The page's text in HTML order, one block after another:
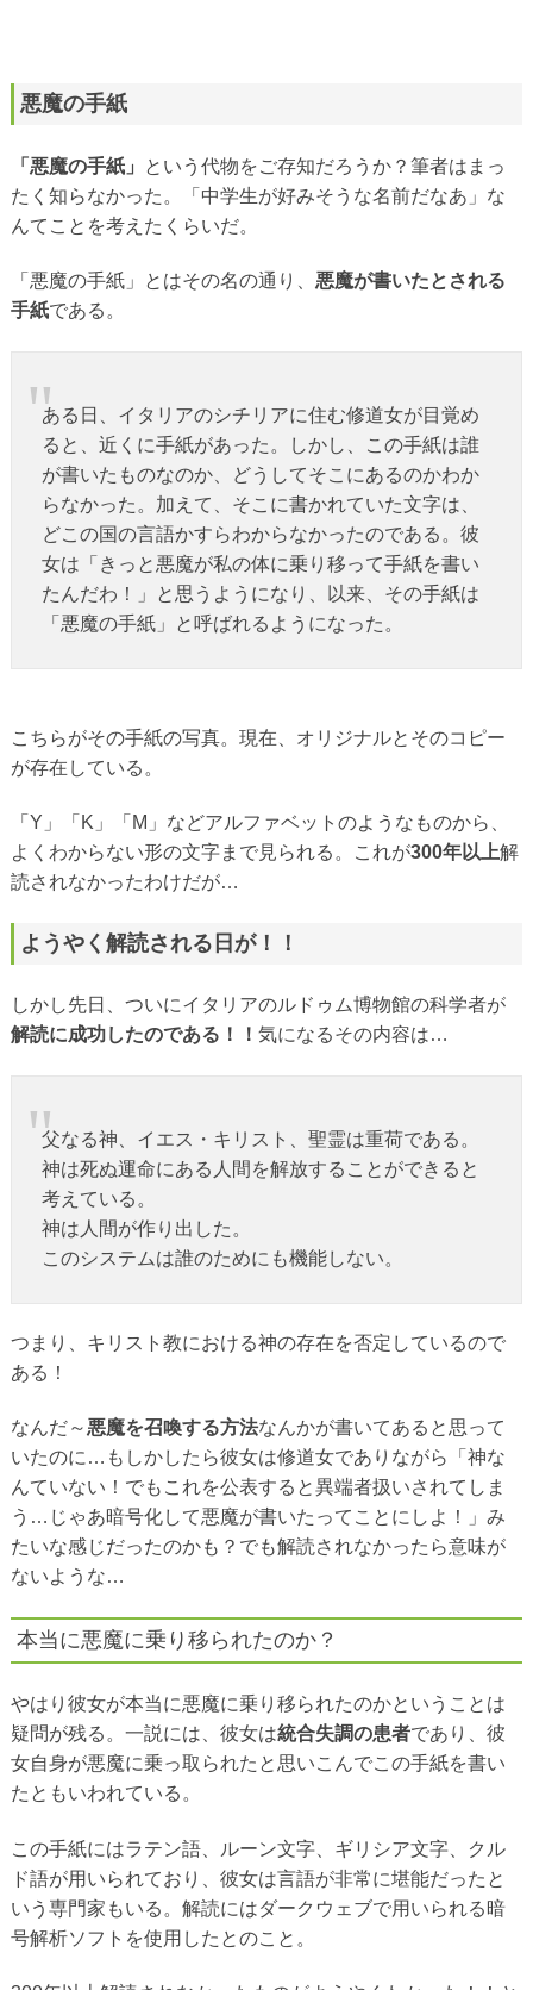
悪魔の手紙
「悪魔の手紙」
という代物をご存知だろうか？筆者はまっ
たく知らなかった。「中学生が好みそうな名前だなあ」な
んてことを考えたくらいだ。
「悪魔の手紙」とはその名の通り、 悪魔が書いたとされる
手紙である。
ある日、イタリアのシチリアに住む修道女が目覚め
ると、近くに手紙があった。しかし、この手紙は誰
が書いたものなのか、どうしてそこにあるのかわか
らなかった。加えて、そこに書かれていた文字は、
どこの国の言語かすらわからなかったのである。彼
女は「きっと悪魔が私の体に乗り移って手紙を書い
たんだわ！」と思うようになり、以来、その手紙は
「悪魔の手紙」と呼ばれるようになった。
こちらがその手紙の写真。現在、オリジナルとそのコピー
が存在している。
「Y」「K」「M」などアルファベットのようなものから、
よくわからない形の文字まで見られる。これが300年以上解
読されなかったわけだが…
ようやく解読される日が！！
しかし先日、ついにイタリアのルドゥム博物館の科学者が
解読に成功したのである！！ 気になるその内容は…
父なる神、イエス・キリスト、聖霊は重荷である。
神は死ぬ運命にある人間を解放することができると
考えている。
神は人間が作り出した。
このシステムは誰のためにも機能しない。
つまり、キリスト教における神の存在を否定しているので
ある！
なんだ～ 悪魔を召喚する方法なんかが書いてあると思って
いたのに…もしかしたら彼女は修道女でありながら「神な
んていない！でもこれを公表すると異端者扱いされてしま
う…じゃあ暗号化して悪魔が書いたってことにしよ！」み
たいな感じだったのかも？でも解読されなかったら意味が
ないような…
本当に悪魔に乗り移られたのか？
やはり彼女が本当に悪魔に乗り移られたのかということは
疑問が残る。一説には、彼女は統合失調の患者であり、彼
女自身が悪魔に乗っ取られたと思いこんでこの手紙を書い
たともいわれている。
この手紙にはラテン語、ルーン文字、ギリシア文字、クル
ド語が用いられており、彼女は言語が非常に堪能だったと
いう専門家もいる。解読にはダークウェブで用いられる暗
号解析ソフトを使用したとのこと。